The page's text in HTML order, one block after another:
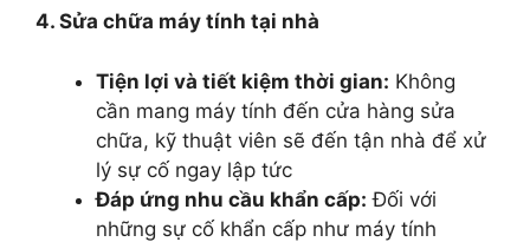
4. Sửa chữa máy tính tại nhà
Tiện lợi và tiết kiệm thời gian: Không
cần mang máy tính đến cửa hàng sửa
chữa, kỹ thuật viên sẽ đến tận nhà để xử
lý sự cố ngay lập tức
Đáp ứng nhu cầu khẩn cấp: Đối với
những sự cố khẩn cấp như máy tính